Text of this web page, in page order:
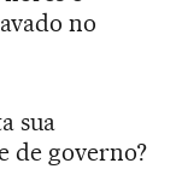
no
sua
de governo?